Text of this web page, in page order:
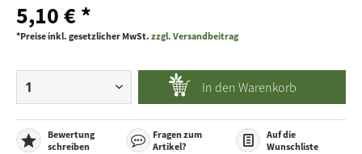
5,10 € *
*Preise inkl. gesetzlicher MwSt. zzgl. Versandbeitrag
In den Warenkorb
Bewertung
schreiben
Fragen zum
Artikel?
Auf die
Wunschliste